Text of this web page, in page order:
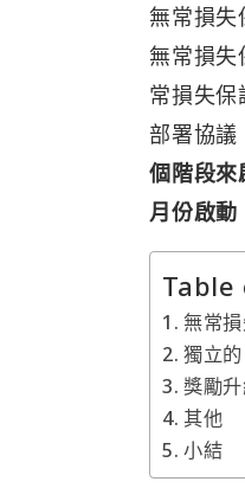
無常損
無常損
常損失
部署協議
個階段
月份啟動
Table
無常
獨立
獎勵
其他
小結